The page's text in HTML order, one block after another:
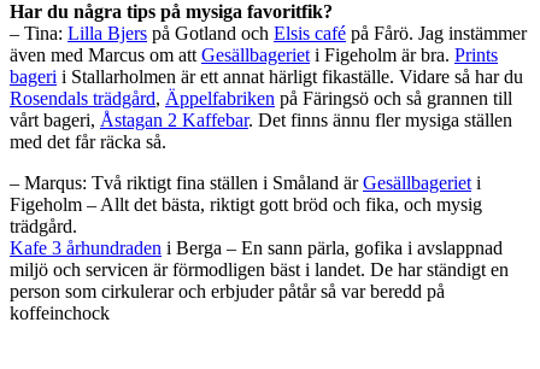
Har du några tips på mysiga favoritfik?
– Tina: Lilla Bjers på Gotland och Elsis café på Fårö. Jag instämmer
även med Marcus om att Gesällbageriet i Figeholm är bra. Prints
bageri i Stallarholmen är ett annat härligt fikaställe. Vidare så har du
Rosendals trädgård, Äppelfabriken på Färingsö och så grannen till
vårt bageri, Åstagan 2 Kaffebar. Det finns ännu fler mysiga ställen
med det får räcka så.
– Marqus: Två riktigt fina ställen i Småland ärGesällbageriet i
Figeholm – Allt det bästa, riktigt gott bröd och fika, och mysig
trädgård.
Kafe 3 århundraden i Berga – En sann pärla, gofika i avslappnad
miljö och servicen är förmodligen bäst i landet. De har ständigt en
person som cirkulerar och erbjuder påtår så var beredd på
koffeinchock